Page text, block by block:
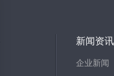
新闻资讯
企业新闻